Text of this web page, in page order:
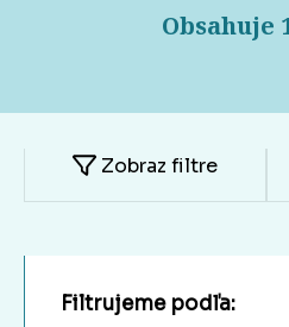
Obsahuje
Zobraz filtre
Filtrujeme podľa: